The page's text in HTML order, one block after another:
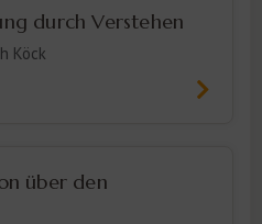
durch Verstehen
Köck
über den